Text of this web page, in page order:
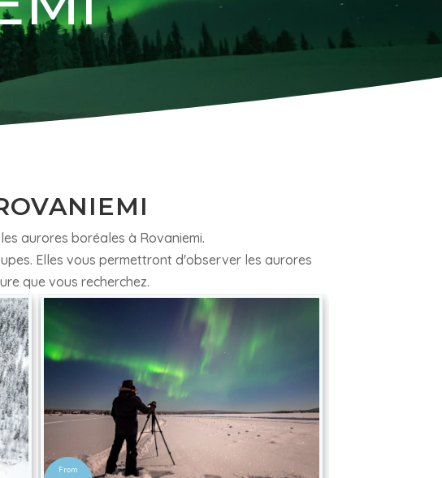
aurores boréales à Rovaniemi.
Elles vous permettront d'observer les aurores
que vous recherchez.